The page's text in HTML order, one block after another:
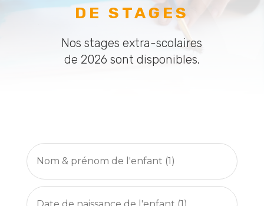
DE STAGES
Nos stages extra-scolaires
de 2026 sont disponibles.